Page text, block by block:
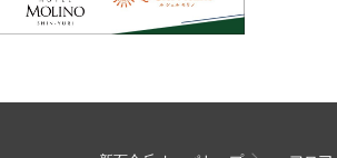
#蜜香烏龍
#花の香り
#アジア食品